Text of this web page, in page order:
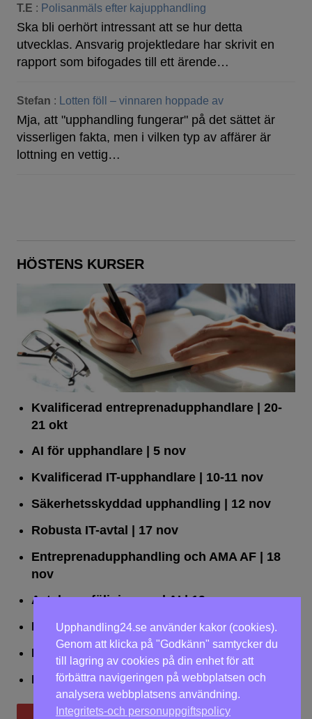
T.E : Polisanmäls efter kajupphandling
Ska bli oerhört intressant att se hur detta
utvecklas. Ansvarig projektledare har skrivit en
rapport som bifogades till ett ärende…
Stefan : Lotten föll – vinnaren hoppade av
Mja, att "upphandling fungerar" på det sättet är
visserligen fakta, men i vilken typ av affärer är
lottning en vettig…
HÖSTENS KURSER
Kvalificerad entreprenad­upphandlare | 20-
21 okt
AI för upphandlare| 5 nov
Kvalificerad IT-upphandlare| 10-11 nov
Säkerhetsskyddad upphandling | 12 nov
Robusta IT-avtal | 17 nov
Entreprenadupphandling och AMA AF| 18
nov
Avtalsuppföljning med AI| 19 nov
Leda upphandlingar effektivt| 25 nov
Dialogförfaranden | 26 nov
LOU på två dagar| 2-3 dec
Upphandling24.se använder kakor (cookies).
Genom att klicka på "Godkänn" samtycker du
till lagring av cookies på din enhet för att
förbättra navigeringen på webbplatsen och
analysera webbplatsens användning.
Integritets-och personuppgiftspolicy